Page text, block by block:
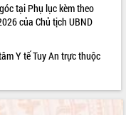
tại Phụ lục kèm theo
của Chủ tịch UBND
Y tế Tuy An trực thuộc